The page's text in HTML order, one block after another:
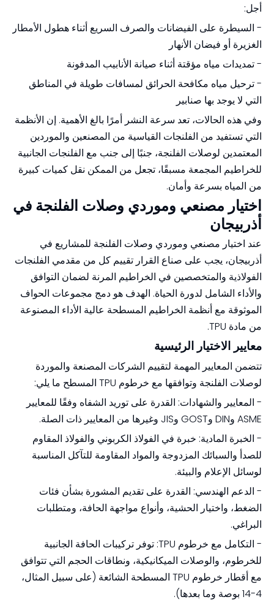
أجل:
- السيطرة على الفيضانات والصرف السريع أثناء هطول الأمطار
الغزيرة أو فيضان الأنهار
- تمديدات مياه مؤقتة أثناء صيانة الأنابيب المدفونة
- ترحيل مياه مكافحة الحرائق لمسافات طويلة في المناطق
التي لا يوجد بها صنابير
وفي هذه الحالات، تعد سرعة النشر أمرًا بالغ الأهمية. إن الأنظمة
التي تستفيد من الفلنجات القياسية من المصنعين والموردين
المعتمدين لوصلات الفلنجة، جنبًا إلى جنب مع الفلنجات الجانبية
للخراطيم المجمعة مسبقًا، تجعل من الممكن نقل كميات كبيرة
من المياه بسرعة وأمان.
اختيار مصنعي وموردي وصلات الفلنجة في
أذربيجان
عند اختيار مصنعي وموردي وصلات الفلنجة للمشاريع في
أذربيجان، يجب على صناع القرار تقييم كل من مقدمي الفلنجات
الفولاذية والمتخصصين في الخراطيم المرنة لضمان التوافق
والأداء الشامل لدورة الحياة. الهدف هو دمج مجموعات الحواف
الموثوقة مع أنظمة الخراطيم المسطحة عالية الأداء المصنوعة
من مادة TPU.
معايير الاختيار الرئيسية
تتضمن المعايير المهمة لتقييم الشركات المصنعة والموردة
لوصلات الفلنجة وتوافقها مع خرطوم TPU المسطح ما يلي:
- المعايير والشهادات: القدرة على توريد الشفاه وفقًا للمعايير
ASME وDIN وGOST وJIS وغيرها من المعايير ذات الصلة.
- الخبرة المادية: خبرة في الفولاذ الكربوني والفولاذ المقاوم
للصدأ والسبائك المزدوجة والمواد المقاومة للتآكل المناسبة
لوسائل الإعلام والبيئة.
- الدعم الهندسي: القدرة على تقديم المشورة بشأن فئات
الضغط، واختيار الحشية، وأنواع مواجهة الحافة، ومتطلبات
البراغي.
- التكامل مع خرطوم TPU: توفر تركيبات الحافة الجانبية
للخرطوم، والوصلات الميكانيكية، ونطاقات الحجم التي تتوافق
مع أقطار خرطوم TPU المسطحة الشائعة (على سبيل المثال،
4-14 بوصة وما بعدها).